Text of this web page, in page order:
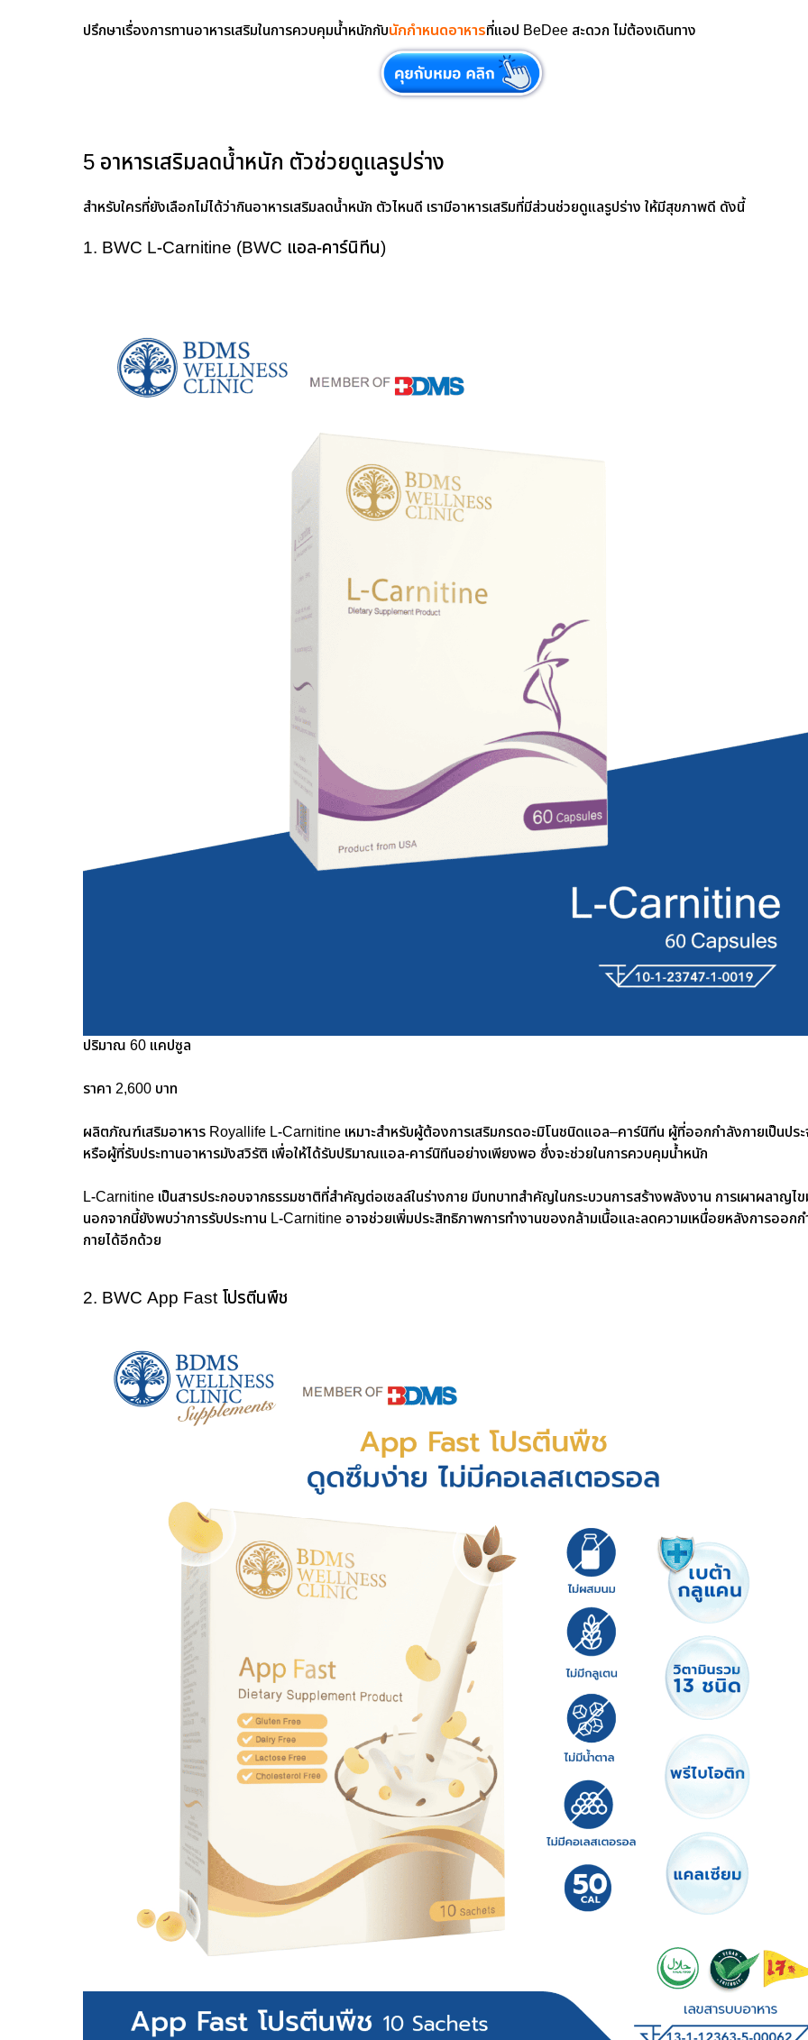
ปรึกษาเรื่องการทานอาหารเสริมในการควบคุมน้ำหนักกับนักกำหนดอาหารที่แอป BeDee สะดวก ไม่ต้องเดินทาง
5 อาหารเสริมลดน้ำหนัก ตัวช่วยดูแลรูปร่าง
สำหรับใครที่ยังเลือกไม่ได้ว่ากินอาหารเสริมลดน้ําหนัก ตัวไหนดี เรามีอาหารเสริมที่มีส่วนช่วยดูแลรูปร่าง ให้มีสุขภาพดี ดังนี้
1. BWC L-Carnitine (BWC แอล-คาร์นิทีน)
ปริมาณ 60 แคปซูล
ราคา 2,600 บาท
ผลิตภัณฑ์เสริมอาหาร Royallife L-Carnitine เหมาะสำหรับผู้ต้องการเสริมกรดอะมิโนชนิดแอล–คาร์นิทีน ผู้ที่ออกกำลังกายเป็นประ
หรือผู้ที่รับประทานอาหารมังสวิรัติ เพื่อให้ได้รับปริมาณแอล-คาร์นิทีนอย่างเพียงพอ ซึ่งจะช่วยในการควบคุมน้ำหนัก
L-Carnitine เป็นสารประกอบจากธรรมชาติที่สำคัญต่อเซลล์ในร่างกาย มีบทบาทสำคัญในกระบวนการสร้างพลังงาน การเผาผลาญไ
นอกจากนี้ยังพบว่าการรับประทาน L-Carnitine อาจช่วยเพิ่มประสิทธิภาพการทำงานของกล้ามเนื้อและลดความเหนื่อยหลังการออกก
กายได้อีกด้วย
2. BWC App Fast โปรตีนพืช